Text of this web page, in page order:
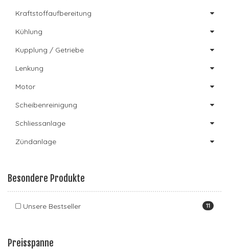
Kraftstoffaufbereitung
Kühlung
Kupplung / Getriebe
Lenkung
Motor
Scheibenreinigung
Schliessanlage
Zündanlage
Besondere Produkte
11
Unsere Bestseller
Preisspanne